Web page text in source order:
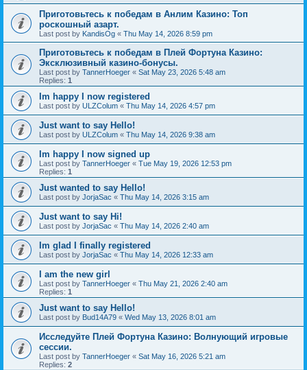
Приготовьтесь к победам в Анлим Казино: Топ
роскошный азарт.
Last post by KandisOg « Thu May 14, 2026 8:59 pm
Приготовьтесь к победам в Плей Фортуна Казино:
Эксклюзивный казино-бонусы.
Last post by TannerHoeger « Sat May 23, 2026 5:48 am
Replies: 1
Im happy I now registered
Last post by ULZColum « Thu May 14, 2026 4:57 pm
Just want to say Hello!
Last post by ULZColum « Thu May 14, 2026 9:38 am
Im happy I now signed up
Last post by TannerHoeger « Tue May 19, 2026 12:53 pm
Replies: 1
Just wanted to say Hello!
Last post by JorjaSac « Thu May 14, 2026 3:15 am
Just want to say Hi!
Last post by JorjaSac « Thu May 14, 2026 2:40 am
Im glad I finally registered
Last post by JorjaSac « Thu May 14, 2026 12:33 am
I am the new girl
Last post by TannerHoeger « Thu May 21, 2026 2:40 am
Replies: 1
Just want to say Hello!
Last post by Bud14A79 « Wed May 13, 2026 8:01 am
Исследуйте Плей Фортуна Казино: Волнующий игровые
сессии.
Last post by TannerHoeger « Sat May 16, 2026 5:21 am
Replies: 2